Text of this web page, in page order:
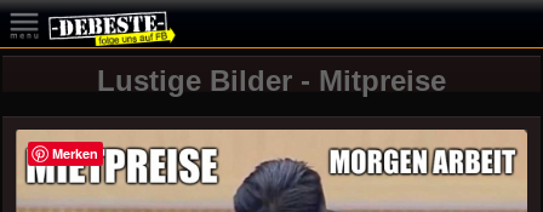
Lustige Bilder - Mitpreise
Merken